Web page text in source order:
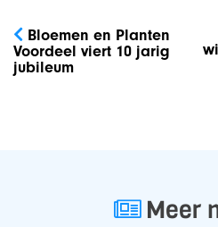
navigatie
Bloemen en Planten
Voordeel viert 10 jarig
jubileum
Meer